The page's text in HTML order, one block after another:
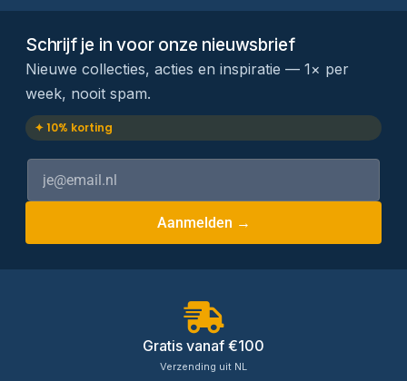
Schrijf je in voor onze nieuwsbrief
Nieuwe collecties, acties en inspiratie — 1× per
week, nooit spam.
✦ 10% korting
Aanmelden →
Gratis vanaf €100
Verzending uit NL